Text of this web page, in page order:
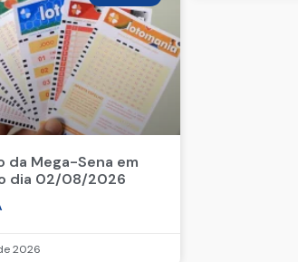
da Mega-Sena em
dia 02/08/2026
2026